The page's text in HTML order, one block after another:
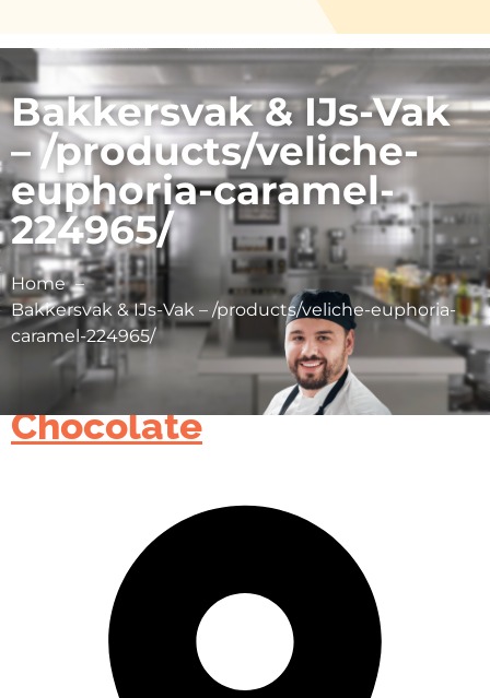
Bakkersvak & IJs-Vak
– /products/veliche-
euphoria-caramel-
224965/
Home
Bakkersvak & IJs-Vak – /products/veliche-euphoria-
caramel-224965/
Cargill Cocoa &
Chocolate